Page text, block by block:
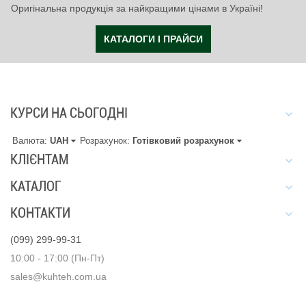
Оригінальна продукція за найкращими цінами в Україні!
КАТАЛОГИ І ПРАЙСИ
КУРСИ НА СЬОГОДНІ
Валюта: UAH Розрахунок: Готівковий розрахунок
КЛІЄНТАМ
КАТАЛОГ
КОНТАКТИ
(099) 299-99-31
10:00 - 17:00 (Пн-Пт)
sales@kuhteh.com.ua